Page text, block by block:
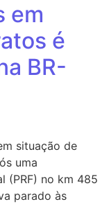
em
é
BR-
situação de
uma
(PRF) no km 485
parado às